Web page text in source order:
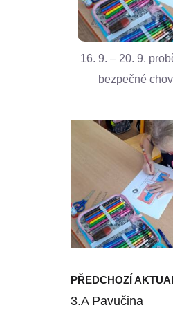
9. – 20. 9.
bezpečné
PŘEDCHOZÍ
3.A Pavučina